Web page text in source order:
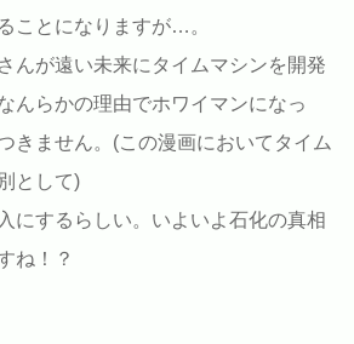
ことになりますが…。
んが遠い未来にタイムマシンを開発
んらかの理由でホワイマンになっ
きません。(この漫画においてタイム
として)
にするらしい。いよいよ石化の真相
ね！？